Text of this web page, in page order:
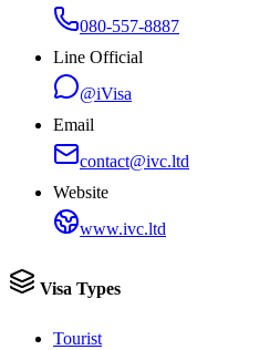
080-557-8887
Line Official
@iVisa
Email
contact@ivc.ltd
Website
www.ivc.ltd
Visa Types
Tourist